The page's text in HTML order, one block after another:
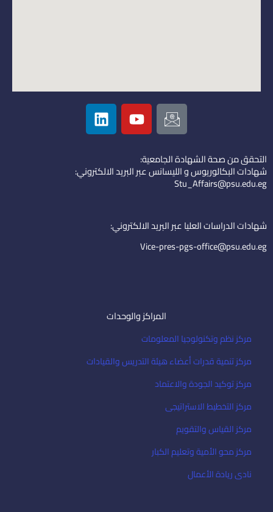
I
c
o
n
-
e
i
l
Y
o
u
u
b
L
i
n
e
d
التحقق من صحة الشهادة الجامعية:
شهادات البكالوريوس و الليسانس عبر البريد الالكتروني:
Stu_Affairs@psu.edu.eg
شهادات الدراسات العليا عبر البريد الالكتروني:
Vice-pres-pgs-office@psu.edu.eg
المراكز والوحدات
مركز نظم وتكنولوجيا المعلومات
مركز تنمية قدرات أعضاء هيئة التدريس والقيادات
مركز توكيد الجودة والاعتماد
مركز التخطيط الاستراتيجى
مركز القياس والتقويم
مركز محو الأمية وتعليم الكبار
نادى ريادة الأعمال